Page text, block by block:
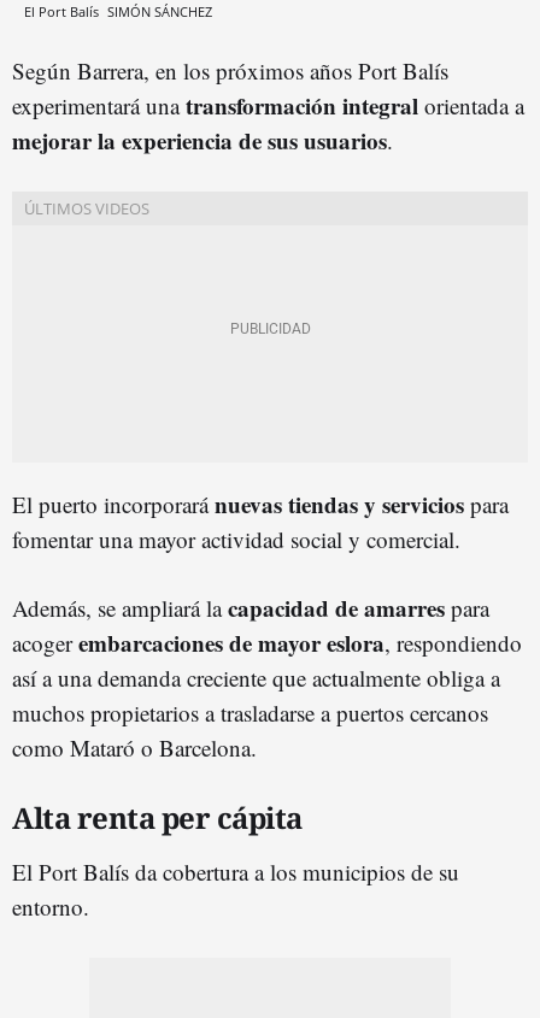
El Port Balís SIMÓN SÁNCHEZ
Según Barrera, en los próximos años Port Balís
experimentará unatransformación integral orientada a
mejorar la experiencia de sus usuarios.
El puerto incorporaránuevas tiendas y servicios para
fomentar una mayor actividad social y comercial.
Además, se ampliará lacapacidad de amarres para
acogerembarcaciones de mayor eslora, respondiendo
así a una demanda creciente que actualmente obliga a
muchos propietarios a trasladarse a puertos cercanos
como Mataró o Barcelona.
Alta renta per cápita
El Port Balís da cobertura a los municipios de su
entorno.